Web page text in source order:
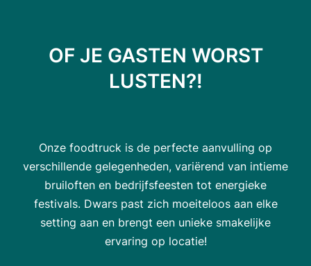
OF JE GASTEN WORST
LUSTEN?!
Onze foodtruck is de perfecte aanvulling op
verschillende gelegenheden, variërend van intieme
bruiloften en bedrijfsfeesten tot energieke
festivals. Dwars past zich moeiteloos aan elke
setting aan en brengt een unieke smakelijke
ervaring op locatie!